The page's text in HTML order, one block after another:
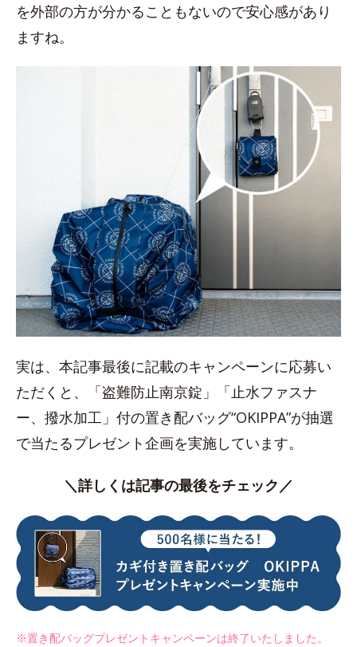
を外部の方が分かることもないので安心感があり
ますね。
実は、本記事最後に記載のキャンペーンに応募い
ただくと、「盗難防止南京錠」「止水ファスナ
ー、撥水加工」付の置き配バッグ“OKIPPA”が抽選
で当たるプレゼント企画を実施しています。
＼詳しくは記事の最後をチェック／
※置き配バッグプレゼントキャンペーンは終了いたしました。